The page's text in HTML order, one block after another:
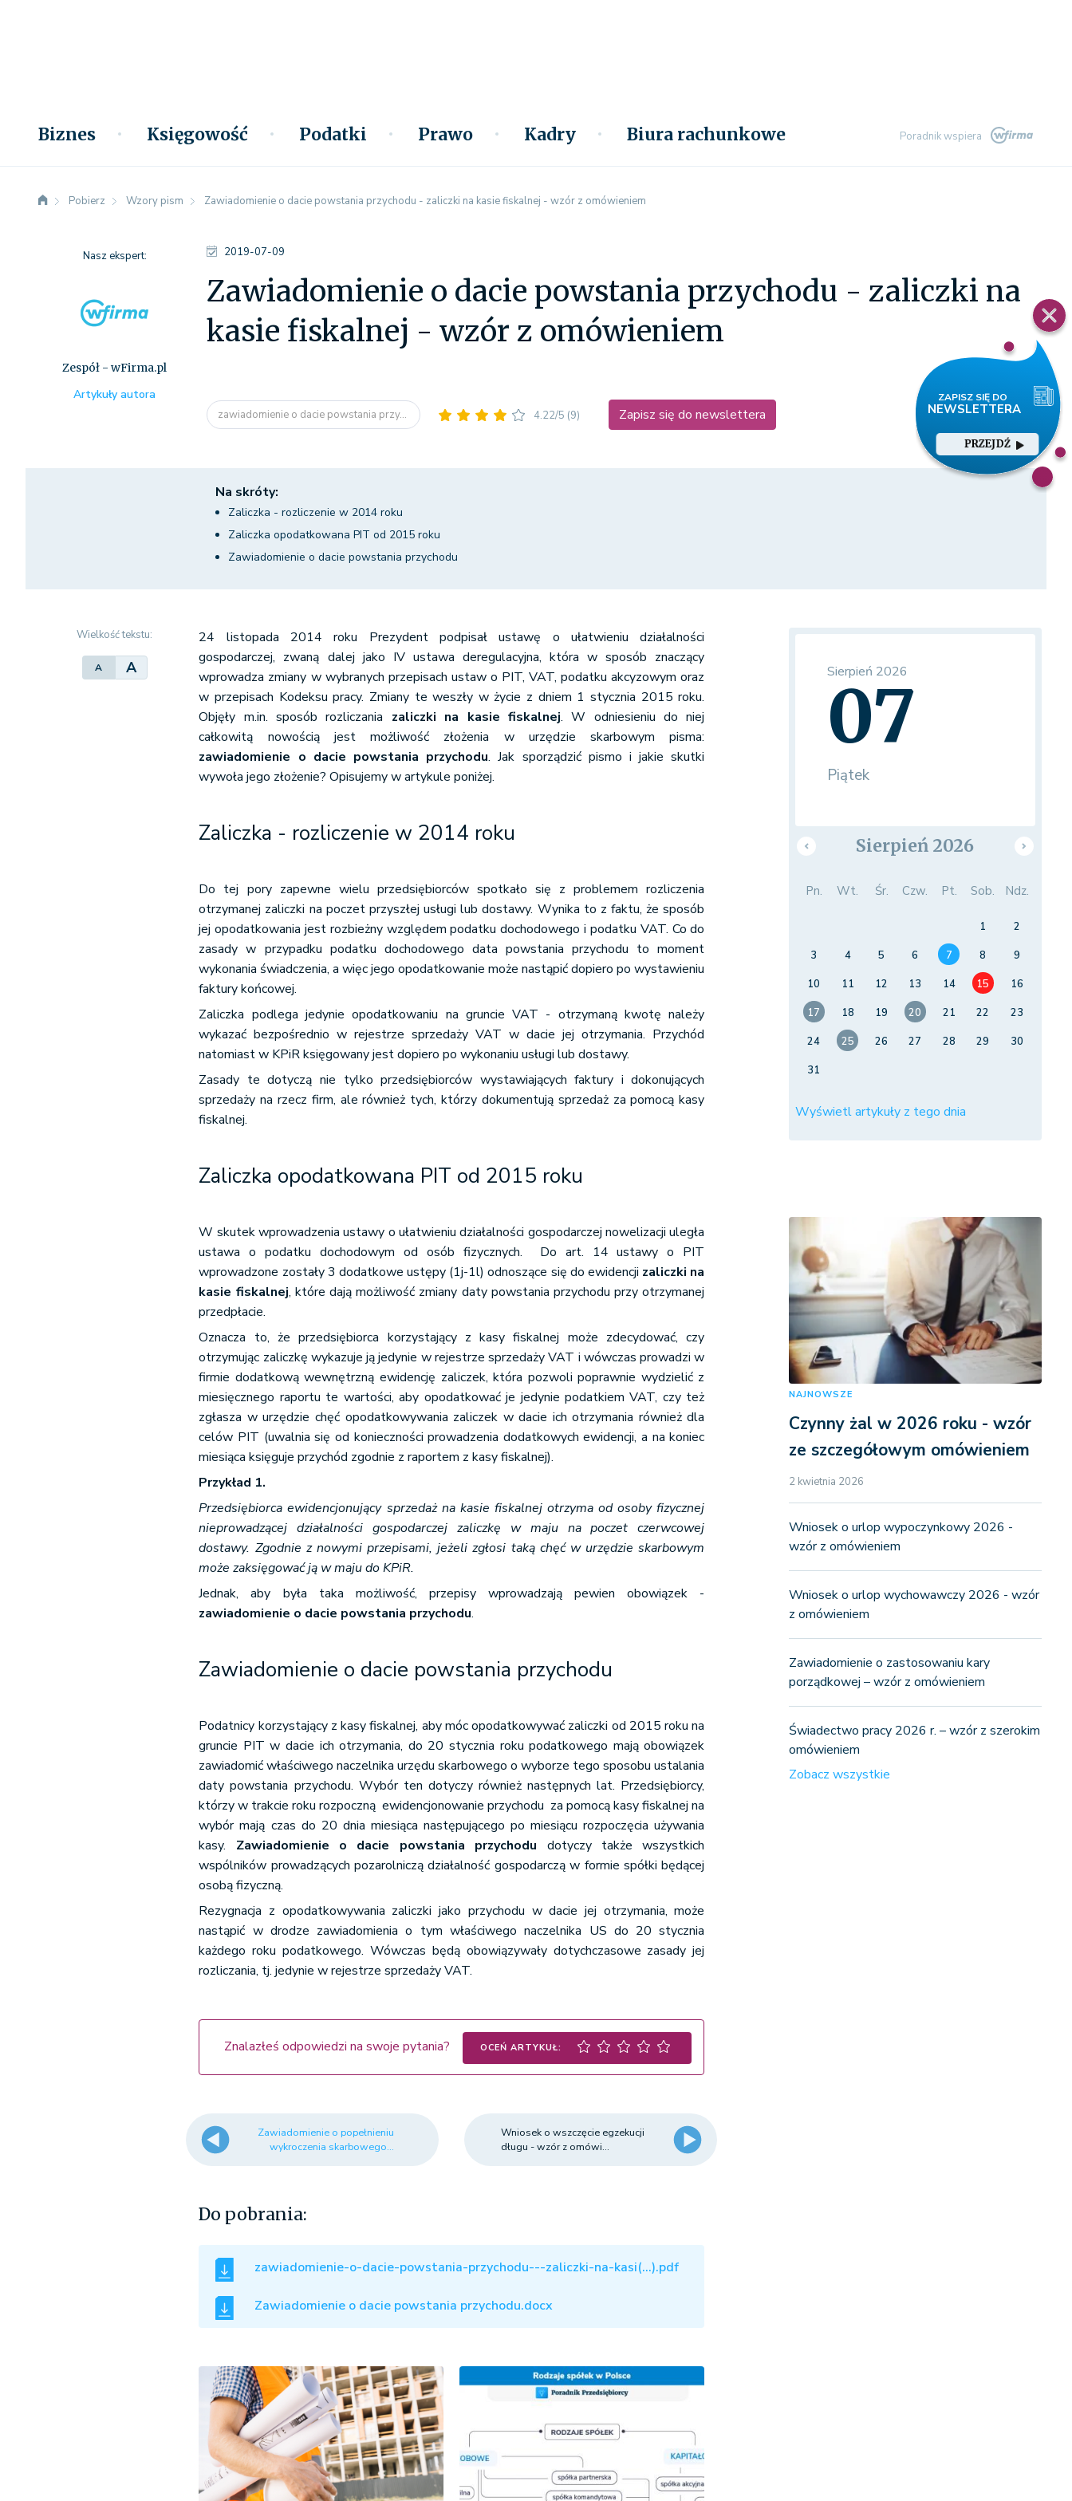
Biznes Księgowość Podatki Prawo Kadry Biura rachunkowe Poradnik wspiera
PRZEJDŹ
Pobierz Wzory pism Zawiadomienie o dacie powstania przychodu - zaliczki na kasie fiskalnej - wzór z omówieniem
2019-07-09
Zawiadomienie o dacie powstania przychodu - zaliczki na
kasie fiskalnej - wzór z omówieniem
zawiadomienie o dacie powstania przy... 4.22/5 (9) Zapisz się do newslettera
Nasz ekspert:
Zespół - wFirma.pl
Artykuły autora
Na skróty:
Zaliczka - rozliczenie w 2014 roku
Zaliczka opodatkowana PIT od 2015 roku
Zawiadomienie o dacie powstania przychodu
Wielkość tekstu:
A A
24 listopada 2014 roku Prezydent podpisał ustawę o ułatwieniu działalności
gospodarczej, zwaną dalej jako IV ustawa deregulacyjna, która w sposób znaczący
wprowadza zmiany w wybranych przepisach ustaw o PIT, VAT, podatku akcyzowym oraz
w przepisach Kodeksu pracy. Zmiany te weszły w życie z dniem 1 stycznia 2015 roku.
Objęły m.in. sposób rozliczania zaliczki na kasie fiskalnej. W odniesieniu do niej
całkowitą nowością jest możliwość złożenia w urzędzie skarbowym pisma:
zawiadomienie o dacie powstania przychodu. Jak sporządzić pismo i jakie skutki
wywoła jego złożenie? Opisujemy w artykule poniżej.
Zaliczka - rozliczenie w 2014 roku
Do tej pory zapewne wielu przedsiębiorców spotkało się z problemem rozliczenia
otrzymanej zaliczki na poczet przyszłej usługi lub dostawy. Wynika to z faktu, że sposób
jej opodatkowania jest rozbieżny względem podatku dochodowego i podatku VAT. Co do
zasady w przypadku podatku dochodowego data powstania przychodu to moment
wykonania świadczenia, a więc jego opodatkowanie może nastąpić dopiero po wystawieniu
faktury końcowej.
Zaliczka podlega jedynie opodatkowaniu na gruncie VAT - otrzymaną kwotę należy
wykazać bezpośrednio w rejestrze sprzedaży VAT w dacie jej otrzymania. Przychód
natomiast w KPiR księgowany jest dopiero po wykonaniu usługi lub dostawy.
Zasady te dotyczą nie tylko przedsiębiorców wystawiających faktury i dokonujących
sprzedaży na rzecz firm, ale również tych, którzy dokumentują sprzedaż za pomocą kasy
fiskalnej.
Zaliczka opodatkowana PIT od 2015 roku
W skutek wprowadzenia ustawy o ułatwieniu działalności gospodarczej nowelizacji uległa
ustawa o podatku dochodowym od osób fizycznych. Do art. 14 ustawy o PIT
wprowadzone zostały 3 dodatkowe ustępy (1j-1l) odnoszące się do ewidencji zaliczki na
kasie fiskalnej, które dają możliwość zmiany daty powstania przychodu przy otrzymanej
przedpłacie.
Oznacza to, że przedsiębiorca korzystający z kasy fiskalnej może zdecydować, czy
otrzymując zaliczkę wykazuje ją jedynie w rejestrze sprzedaży VAT i wówczas prowadzi w
firmie dodatkową wewnętrzną ewidencję zaliczek, która pozwoli poprawnie wydzielić z
miesięcznego raportu te wartości, aby opodatkować je jedynie podatkiem VAT, czy też
zgłasza w urzędzie chęć opodatkowywania zaliczek w dacie ich otrzymania również dla
celów PIT (uwalnia się od konieczności prowadzenia dodatkowych ewidencji, a na koniec
miesiąca księguje przychód zgodnie z raportem z kasy fiskalnej).
Przykład 1.
Przedsiębiorca ewidencjonujący sprzedaż na kasie fiskalnej otrzyma od osoby fizycznej
nieprowadzącej działalności gospodarczej zaliczkę w maju na poczet czerwcowej
dostawy. Zgodnie z nowymi przepisami, jeżeli zgłosi taką chęć w urzędzie skarbowym
może zaksięgować ją w maju do KPiR.
Jednak, aby była taka możliwość, przepisy wprowadzają pewien obowiązek -
zawiadomienie o dacie powstania przychodu.
Zawiadomienie o dacie powstania przychodu
Podatnicy korzystający z kasy fiskalnej, aby móc opodatkowywać zaliczki od 2015 roku na
gruncie PIT w dacie ich otrzymania, do 20 stycznia roku podatkowego mają obowiązek
zawiadomić właściwego naczelnika urzędu skarbowego o wyborze tego sposobu ustalania
daty powstania przychodu. Wybór ten dotyczy również następnych lat. Przedsiębiorcy,
którzy w trakcie roku rozpoczną ewidencjonowanie przychodu za pomocą kasy fiskalnej na
wybór mają czas do 20 dnia miesiąca następującego po miesiącu rozpoczęcia używania
kasy. Zawiadomienie o dacie powstania przychodu dotyczy także wszystkich
wspólników prowadzących pozarolniczą działalność gospodarczą w formie spółki będącej
osobą fizyczną.
Rezygnacja z opodatkowywania zaliczki jako przychodu w dacie jej otrzymania, może
nastąpić w drodze zawiadomienia o tym właściwego naczelnika US do 20 stycznia
każdego roku podatkowego. Wówczas będą obowiązywały dotychczasowe zasady jej
rozliczania, tj. jedynie w rejestrze sprzedaży VAT.
Znalazłeś odpowiedzi na swoje pytania? OCEŃ ARTYKUŁ:
Zawiadomienie o popełnieniu
wykroczenia skarbowego...
Wniosek o wszczęcie egzekucji
długu - wzór z omówi...
Do pobrania:
zawiadomienie-o-dacie-powstania-przychodu---zaliczki-na-kasi(...).pdf
Zawiadomienie o dacie powstania przychodu.docx
Sierpień 2026
07
Piątek
Sierpień 2026
Pn. Wt. Śr. Czw. Pt. Sob. Ndz.
1
2
3
4 5 6 7 8
9
10
11 12 13 14 15
16
17
18 19 20 21 22
23
24
25 26 27 28 29
30
31
Wyświetl artykuły z tego dnia
NAJNOWSZE
Czynny żal w 2026 roku - wzór
ze szczegółowym omówieniem
2 kwietnia 2026
Wniosek o urlop wypoczynkowy 2026 -
wzór z omówieniem
Wniosek o urlop wychowawczy 2026 - wzór
z omówieniem
Zawiadomienie o zastosowaniu kary
porządkowej – wzór z omówieniem
Świadectwo pracy 2026 r. – wzór z szerokim
omówieniem
Zobacz wszystkie